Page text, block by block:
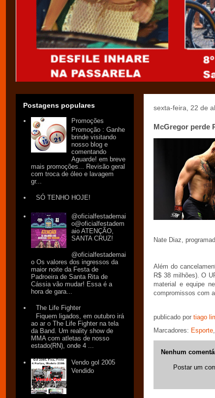
sexta-feira, 22 de
McGregor perde
Nate Diaz,
Além do
R$ 38 milhões). O
material e equipe
compromissos com
publicado por tiago
Marcadores: Esporte,
Nenhum
Postar um
Postagens populares
Promoções
Promoção : Ganhe
brinde visitando
nosso blog e
comentando
Aguarde! em breve
mais promoções... Revisão geral
com troca de óleo e lavagem
gr...
SÓ TENHO HOJE!
@oficialfestademai
o@oficialfestadem
aio ATENÇÃO,
SANTA CRUZ!
@oficialfestademai
o Os valores dos ingressos da
maior noite da Festa de
Padroeira de Santa Rita de
Cássia vão mudar! Essa é a
hora de gara...
The Life Fighter
Fiquem ligados, em outubro irá
ao ar o The Life Fighter na tela
da Band. Um reality show de
MMA com atletas de nosso
estado(RN), onde 4 ...
Vendo gol 2005
Vendido